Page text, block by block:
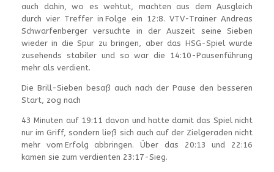
auch dahin, wo es wehtut, machten aus dem Ausgleich
durch vier Treffer in Folge ein 12:8. VTV-Trainer Andreas
Schwarfenberger versuchte in der Auszeit seine Sieben
wieder in die Spur zu bringen, aber das HSG-Spiel wurde
zusehends stabiler und so war die 14:10-Pausenführung
mehr als verdient.
Die Brill-Sieben besaß auch nach der Pause den besseren
Start, zog nach
43 Minuten auf 19:11 davon und hatte damit das Spiel nicht
nur im Griff, sondern ließ sich auch auf der Zielgeraden nicht
mehr vom Erfolg abbringen. Über das 20:13 und 22:16
kamen sie zum verdienten 23:17-Sieg.